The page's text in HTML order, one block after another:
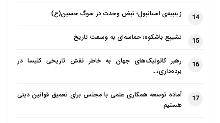
14 زینبیه‌ی استانبول؛ نبضِ وحدت در سوگِ حسین(ع)
15 تشییع باشکوه؛ حماسه‌ای به وسعت تاریخ
16
رهبر کاتولیک‌های جهان به خاطر نقش تاریخی کلیسا در
برده‌داری،…
17
آماده توسعه همکاری علمی با مجلس برای تعمیق قوانین دینی
هستیم